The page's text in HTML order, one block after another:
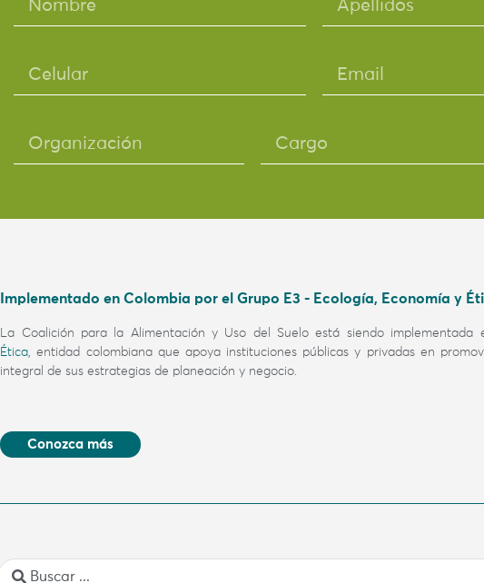
Implementado en Colombia por el Grupo E3 - Ecología, Economía y
La Coalición para la Alimentación y Uso del Sueloestá siendo implementada
Ética,
entidad colombiana que apoya instituciones públicas y privadas en
integral de sus estrategias de planeación y negocio.
Conozca más